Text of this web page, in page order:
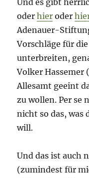
Und es gibt
oderhier oder
Adenauer-
Vorschläge für
unterbreiten,
Volker Hassemer (
Allesamt geeint
zu wollen. Per se
nicht so das, was
will.
Und das ist auch
(zumindest für